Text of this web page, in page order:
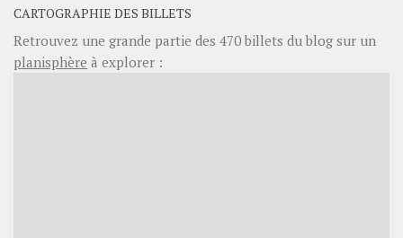
CARTOGRAPHIE DES BILLETS
Retrouvez une grande partie des 470billets du blog sur un
planisphère à explorer :